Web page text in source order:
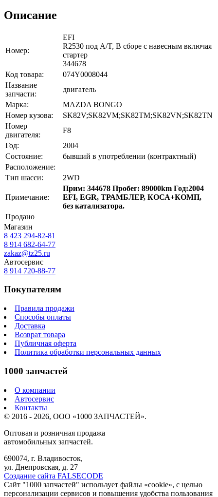
Описание
Номер:
EFI
R2530 под A/T, В сборе с навесным включая
стартер
344678
Код товара:
074Y0008044
Название
запчасти:
двигатель
Марка:
MAZDA BONGO
Номер кузова:
SK82V;SK82VM;SK82TM;SK82VN;SK82TN
Номер
двигателя:
F8
Год:
2004
Состояние:
бывший в употреблении (контрактный)
Расположение:
Тип шасси:
2WD
Примечание:
Прим: 344678 Пробег: 89000km Год:2004
EFI, EGR, ТРАМБЛЕР, КОСА+КОМП,
без катализатора.
Продано
Магазин
8 423 294-82-81
8 914 682-64-77
zakaz@tz25.ru
Автосервис
8 914 720-88-77
Покупателям
Правила продажи
Способы оплаты
Доставка
Возврат товара
Публичная оферта
Политика обработки персональных данных
1000 запчастей
О компании
Автосервис
Контакты
© 2016 - 2026, ООО «1000 ЗАПЧАСТЕЙ».
Оптовая и розничная продажа
автомобильных запчастей.
690074, г. Владивосток,
ул. Днепровская, д. 27
Создание сайта FALSECODE
Сайт "1000 запчастей" использует файлы «cookie», с целью
персонализации сервисов и повышения удобства пользования